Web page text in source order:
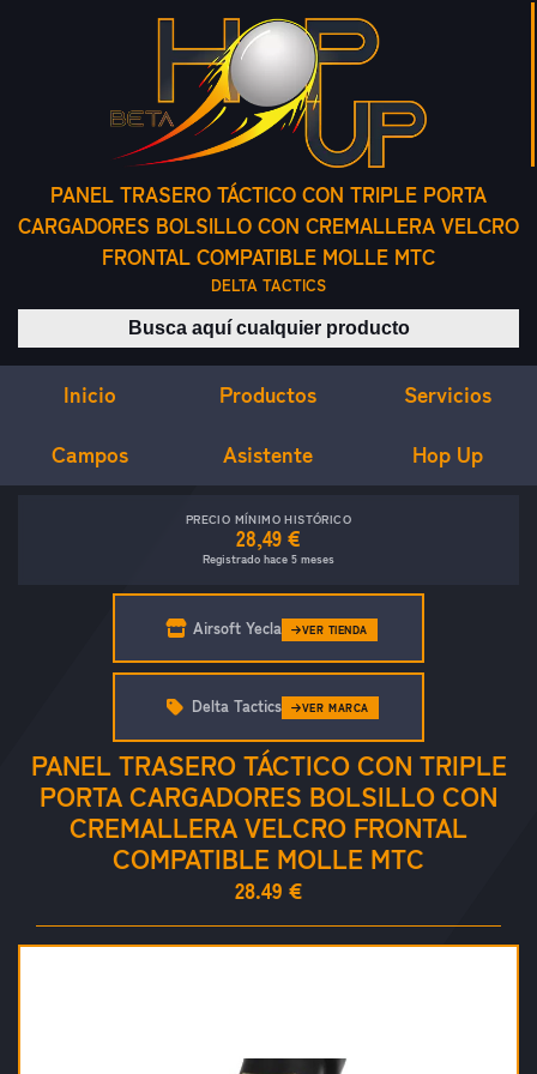
PANEL TRASERO TÁCTICO CON TRIPLE PORTA
CARGADORES BOLSILLO CON CREMALLERA VELCRO
FRONTAL COMPATIBLE MOLLE MTC
DELTA TACTICS
Buscar productos
Inicio Productos Servicios
Campos Asistente Hop Up
PRECIO MÍNIMO HISTÓRICO
28,49 €
Registrado hace 5 meses
Airsoft Yecla VER TIENDA
PANEL TRASERO TÁCTICO CON TRIPLE
PORTA CARGADORES BOLSILLO CON
CREMALLERA VELCRO FRONTAL
COMPATIBLE MOLLE MTC
28.49 €
Delta Tactics VER MARCA